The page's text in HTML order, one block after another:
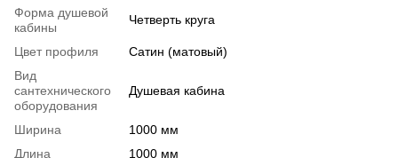
Форма душевой
кабины
Четверть круга
Цвет профиля
Сатин (матовый)
Вид
сантехнического
оборудования
Душевая кабина
Ширина
1000 мм
Длина
1000 мм